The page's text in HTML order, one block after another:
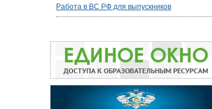
Работа в ВС РФ для выпускников